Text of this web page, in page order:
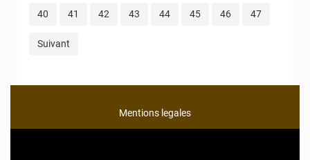
40 41 42 43 44 45 46 47
Suivant
Mentions legales